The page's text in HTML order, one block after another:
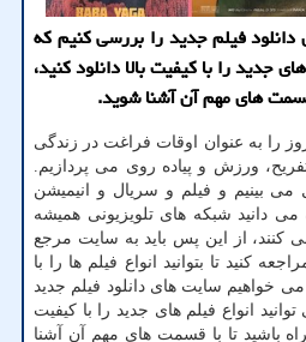
فیلم جدید را بررسی کنیم که
جدید را با کیفیت بالا دانلود کنید،
های مهم آن آشنا شوید.
را به عنوان اوقات فراغت در زندگی
ورزش و پیاده روی می پردازیم.
می بینیم و فیلم و سریال و انیمیشن
می دانید شبکه های تلویزیونی همیشه
کنند، از این پس باید به سایت مرجع
کنید تا بتوانید انواع فیلم ها را با
می خواهیم سایت های دانلود فیلم جدید
انواع فیلم های جدید را با کیفیت
باشید تا با قسمت های مهم آن آشنا